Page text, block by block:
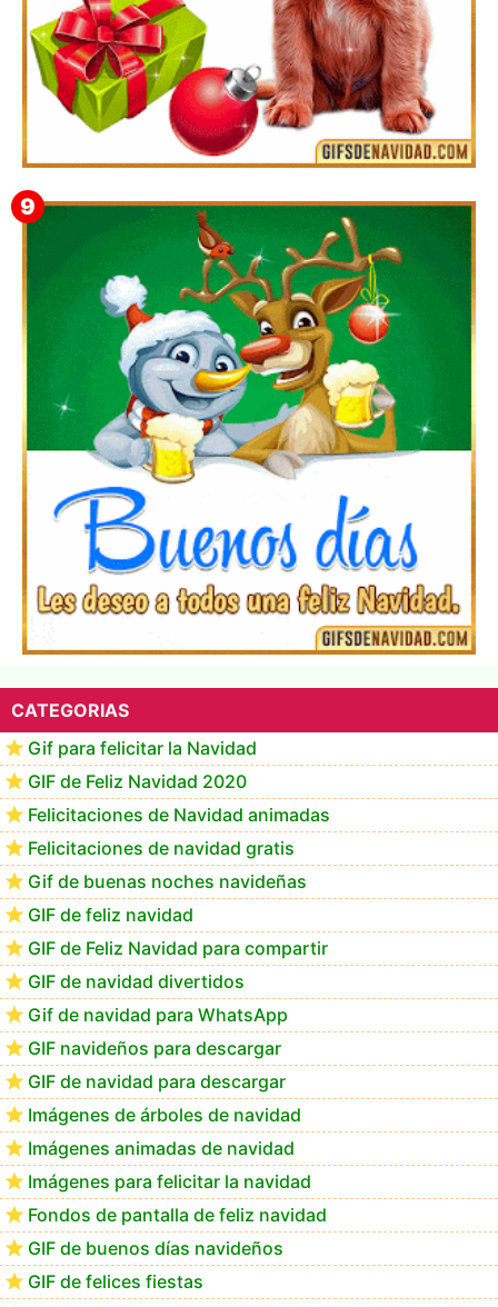
▷ Los Mejores Fondos de pantalla de feliz navidad
2022 📖
Los mejores GIF de buenos días navideños
CATEGORIAS
Gif para felicitar la Navidad
GIF de Feliz Navidad 2020
Felicitaciones de Navidad animadas
Felicitaciones de navidad gratis
Gif de buenas noches navideñas
GIF de feliz navidad
GIF de Feliz Navidad para compartir
GIF de navidad divertidos
Gif de navidad para WhatsApp
GIF navideños para descargar
GIF de navidad para descargar
Imágenes de árboles de navidad
Imágenes animadas de navidad
Imágenes para felicitar la navidad
Fondos de pantalla de feliz navidad
GIF de buenos días navideños
GIF de felices fiestas